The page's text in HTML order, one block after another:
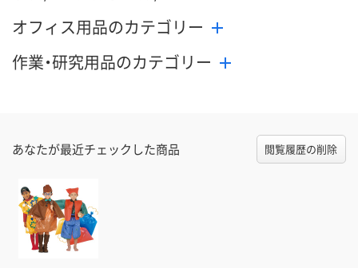
オフィス用品のカテゴリー
作業・研究用品のカテゴリー
あなたが最近チェックした商品 閲覧履歴の削除